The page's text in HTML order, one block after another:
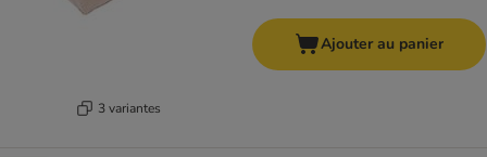
3 variantes
Ajouter au panier